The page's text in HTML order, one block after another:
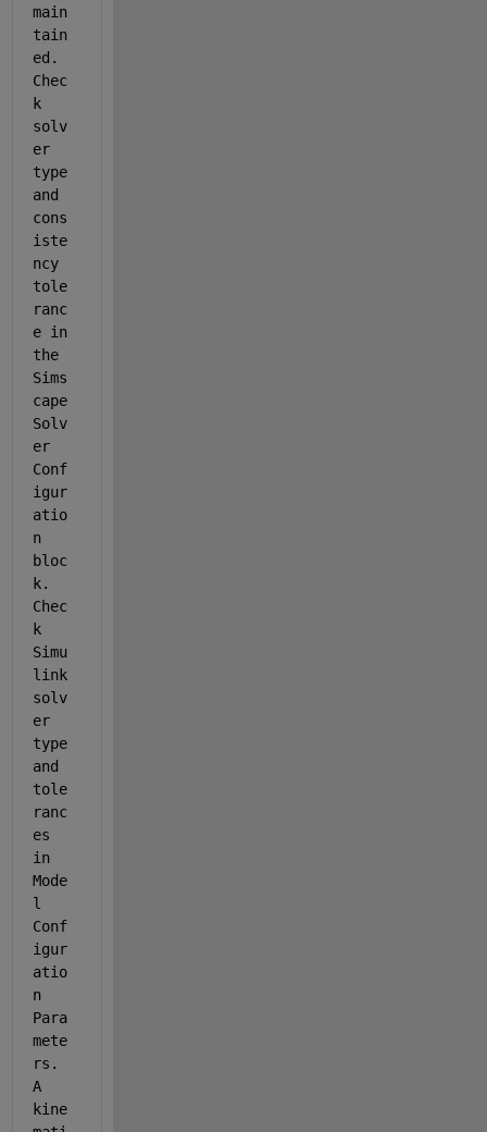
main
tain
ed.
Chec
k
solv
er
type
and
cons
iste
ncy
tole
ranc
e in
the
Sims
cape
Solv
er
Conf
igur
atio
n
bloc
k.
Chec
k
Simu
link
solv
er
type
and
tole
ranc
es
in
Mode
l
Conf
igur
atio
n
Para
mete
rs.
A
kine